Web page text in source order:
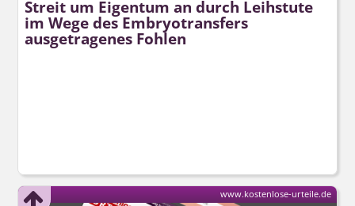
Streit um Eigentum an durch Leihstute
im Wege des Embryotransfers
ausgetragenes Fohlen
www.kostenlose-urteile.de